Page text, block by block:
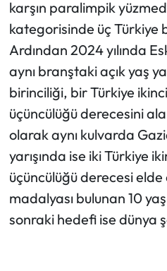
karşın paralimpik
kategorisinde üç Türkiye
Ardından 2024 yılında
aynı branştaki açık yaş
birinciliği, bir Türkiye
üçüncülüğü derecesini
olarak aynı kulvarda
yarışında ise iki Türkiye
üçüncülüğü derecesi
madalyası bulunan 10
sonraki hedefi ise dünya